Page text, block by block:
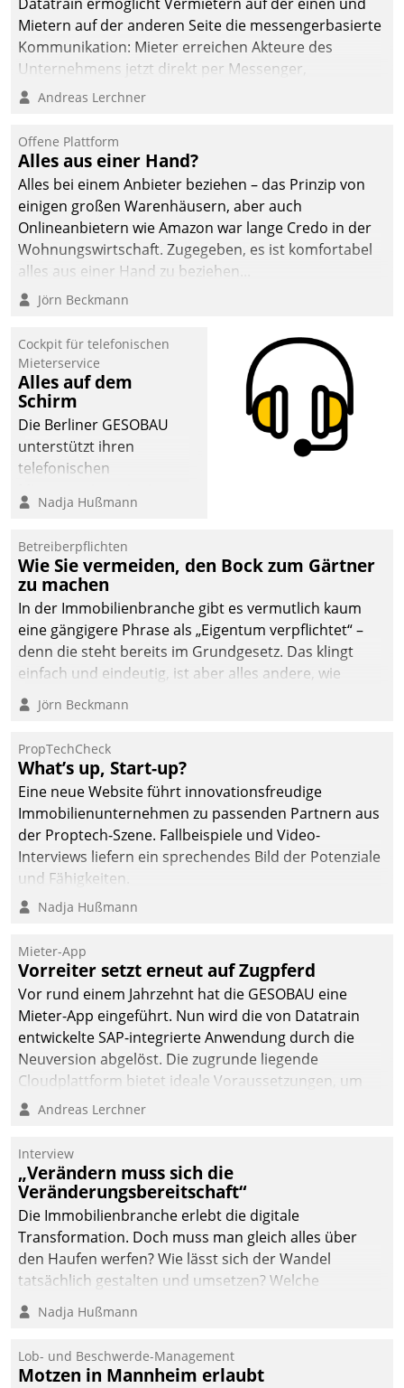
die Bereitschaft, sich zu überprüfen, zu hinterfragen
und zu verändern.
Mietern auf der anderen Seite die messengerbasierte
Kommunikation: Mieter erreichen Akteure des
Unternehmens jetzt direkt per Messenger,
Mitarbeiter oder Dienstleister empfangen oder
Andreas Lerchner
Offene Plattform
Alles aus einer Hand?
Alles bei einem Anbieter beziehen – das Prinzip von
einigen großen Warenhäusern, aber auch
Onlineanbietern wie Amazon war lange Credo in der
Wohnungswirtschaft. Zugegeben, es ist komfortabel
alles aus einer Hand zu beziehen...
Jörn Beckmann
Cockpit für telefonischen
Mieterservice
Alles auf dem
Schirm
Die Berliner GESOBAU
unterstützt ihren
telefonischen
digitalen Cockpit, das
passende Fragen und
Schlagworte auswirft.
Eine intuitive
Dialogführung ermöglicht
dem externen
Serviceteam, Anrufe von
Mietenden zügiger und
effizienter zu bearbeiten.
Nadja Hußmann
Betreiberpflichten
Wie Sie vermeiden, den Bock zum Gärtner
zu machen
In der Immobilienbranche gibt es vermutlich kaum
eine gängigere Phrase als „Eigentum verpflichtet“ –
denn die steht bereits im Grundgesetz. Das klingt
einfach und eindeutig, ist aber alles andere, wie
Branchenbeschäftigte wissen. Denn mit der
Verantwortung folgen Verpflichtungen.
Jörn Beckmann
PropTechCheck
What’s up, Start-up?
Eine neue Website führt innovationsfreudige
Immobilienunternehmen zu passenden Partnern aus
der Proptech-Szene. Fallbeispiele und Video-
Interviews liefern ein sprechendes Bild der Potenziale
und Fähigkeiten.
Nadja Hußmann
Mieter-App
Vorreiter setzt erneut auf Zugpferd
Vor rund einem Jahrzehnt hat die GESOBAU eine
Mieter-App eingeführt. Nun wird die von Datatrain
entwickelte SAP-integrierte Anwendung durch die
Neuversion abgelöst. Die zugrunde liegende
Cloudplattform bietet ideale Voraussetzungen, um
die Funktionalität der App zu erweitern und weitere
integrieren.
Andreas Lerchner
Interview
„Verändern muss sich die
Veränderungsbereitschaft“
Die Immobilienbranche erlebt die digitale
Transformation. Doch muss man gleich alles über
den Haufen werfen? Wie lässt sich der Wandel
tatsächlich gestalten und umsetzen? Welche
Argumente zählen wirklich?
Nadja Hußmann
Lob- und Beschwerde-Management
Motzen in Mannheim erlaubt